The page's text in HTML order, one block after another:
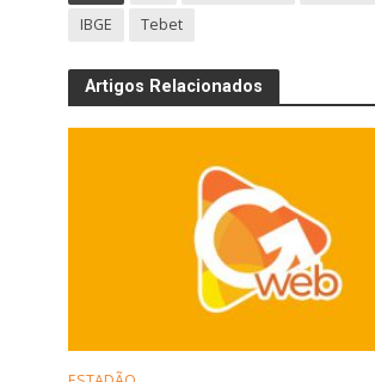
IBGE
Tebet
Artigos Relacionados